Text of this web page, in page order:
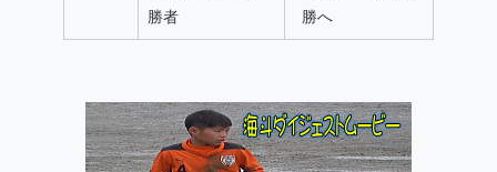
勝者
勝へ